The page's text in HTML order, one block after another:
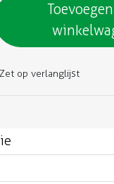
Zet op verlanglijst